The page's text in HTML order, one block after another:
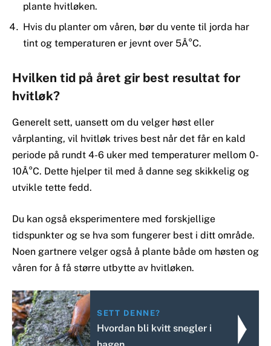
plante hvitløken.
Hvis du planter om våren, bør du vente til jorda har
tint og temperaturen er jevnt over 5Â°C.
Hvilken tid på året gir best resultat for
hvitløk?
Generelt sett, uansett om du velger høst eller
vårplanting, vil hvitløk trives best når det får en kald
periode på rundt 4-6 uker med temperaturer mellom 0-
10Â°C. Dette hjelper til med å danne seg skikkelig og
utvikle tette fedd.
Du kan også eksperimentere med forskjellige
tidspunkter og se hva som fungerer best i ditt område.
Noen gartnere velger også å plante både om høsten og
våren for å få større utbytte av hvitløken.
SETT DENNE?
Hvordan bli kvitt snegler i